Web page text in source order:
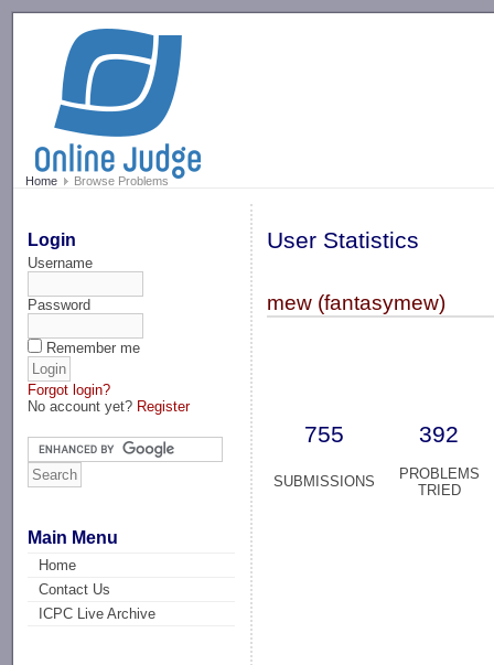
Home Browse Problems
Login
Username
Password
Remember me
Forgot login?
No account yet? Register
Main Menu
Home
Contact Us
ICPC Live Archive
User Statistics
mew (fantasymew)
755 392
SUBMISSIONS
PROBLEMS
TRIED